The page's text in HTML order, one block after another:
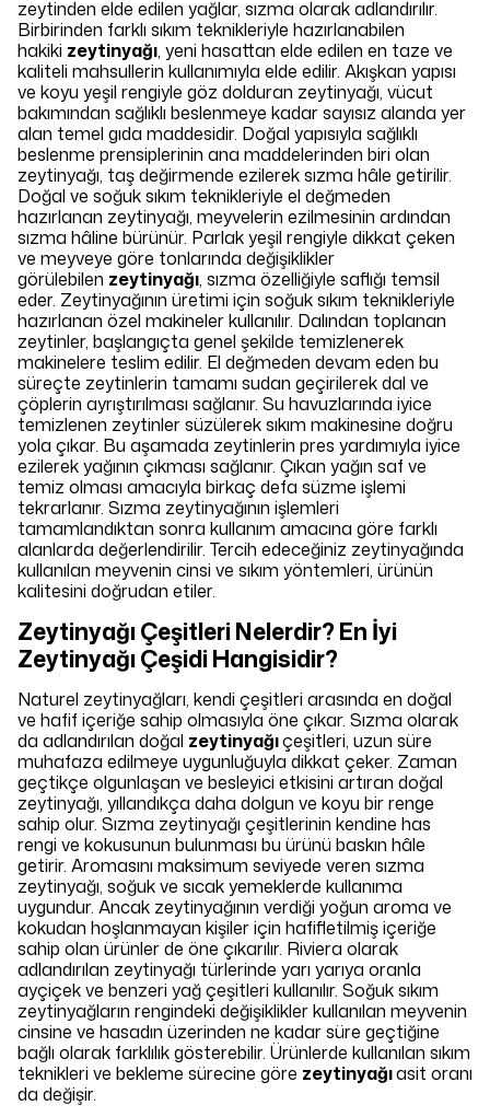
zeytinden elde edilen yağlar, sızma olarak adlandırılır.
Birbirinden farklı sıkım teknikleriyle hazırlanabilen
hakiki zeytinyağı, yeni hasattan elde edilen en taze ve
kaliteli mahsullerin kullanımıyla elde edilir. Akışkan yapısı
ve koyu yeşil rengiyle göz dolduran zeytinyağı, vücut
bakımından sağlıklı beslenmeye kadar sayısız alanda yer
alan temel gıda maddesidir. Doğal yapısıyla sağlıklı
beslenme prensiplerinin ana maddelerinden biri olan
zeytinyağı, taş değirmende ezilerek sızma hâle getirilir.
Doğal ve soğuk sıkım teknikleriyle el değmeden
hazırlanan zeytinyağı, meyvelerin ezilmesinin ardından
sızma hâline bürünür. Parlak yeşil rengiyle dikkat çeken
ve meyveye göre tonlarında değişiklikler
görülebilen zeytinyağı, sızma özelliğiyle saflığı temsil
eder. Zeytinyağının üretimi için soğuk sıkım teknikleriyle
hazırlanan özel makineler kullanılır. Dalından toplanan
zeytinler, başlangıçta genel şekilde temizlenerek
makinelere teslim edilir. El değmeden devam eden bu
süreçte zeytinlerin tamamı sudan geçirilerek dal ve
çöplerin ayrıştırılması sağlanır. Su havuzlarında iyice
temizlenen zeytinler süzülerek sıkım makinesine doğru
yola çıkar. Bu aşamada zeytinlerin pres yardımıyla iyice
ezilerek yağının çıkması sağlanır. Çıkan yağın saf ve
temiz olması amacıyla birkaç defa süzme işlemi
tekrarlanır. Sızma zeytinyağının işlemleri
tamamlandıktan sonra kullanım amacına göre farklı
alanlarda değerlendirilir. Tercih edeceğiniz zeytinyağında
kullanılan meyvenin cinsi ve sıkım yöntemleri, ürünün
kalitesini doğrudan etiler.
Zeytinyağı Çeşitleri Nelerdir? En İyi
Zeytinyağı Çeşidi Hangisidir?
Naturel zeytinyağları, kendi çeşitleri arasında en doğal
ve hafif içeriğe sahip olmasıyla öne çıkar. Sızma olarak
da adlandırılan doğal zeytinyağıçeşitleri, uzun süre
muhafaza edilmeye uygunluğuyla dikkat çeker. Zaman
geçtikçe olgunlaşan ve besleyici etkisini artıran doğal
zeytinyağı, yıllandıkça daha dolgun ve koyu bir renge
sahip olur. Sızma zeytinyağı çeşitlerinin kendine has
rengi ve kokusunun bulunması bu ürünü baskın hâle
getirir. Aromasını maksimum seviyede veren sızma
zeytinyağı, soğuk ve sıcak yemeklerde kullanıma
uygundur. Ancak zeytinyağının verdiği yoğun aroma ve
kokudan hoşlanmayan kişiler için hafifletilmiş içeriğe
sahip olan ürünler de öne çıkarılır. Riviera olarak
adlandırılan zeytinyağı türlerinde yarı yarıya oranla
ayçiçek ve benzeri yağ çeşitleri kullanılır. Soğuk sıkım
zeytinyağların rengindeki değişiklikler kullanılan meyvenin
cinsine ve hasadın üzerinden ne kadar süre geçtiğine
bağlı olarak farklılık gösterebilir. Ürünlerde kullanılan sıkım
teknikleri ve bekleme sürecine göre zeytinyağıasit oranı
da değişir.